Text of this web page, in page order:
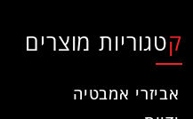
קטגוריות מוצרים
אביזרי אמבטיה